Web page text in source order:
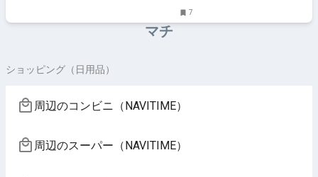
7
マチ
ショッピング（日用品）
周辺のコンビニ（NAVITIME）
周辺のスーパー（NAVITIME）